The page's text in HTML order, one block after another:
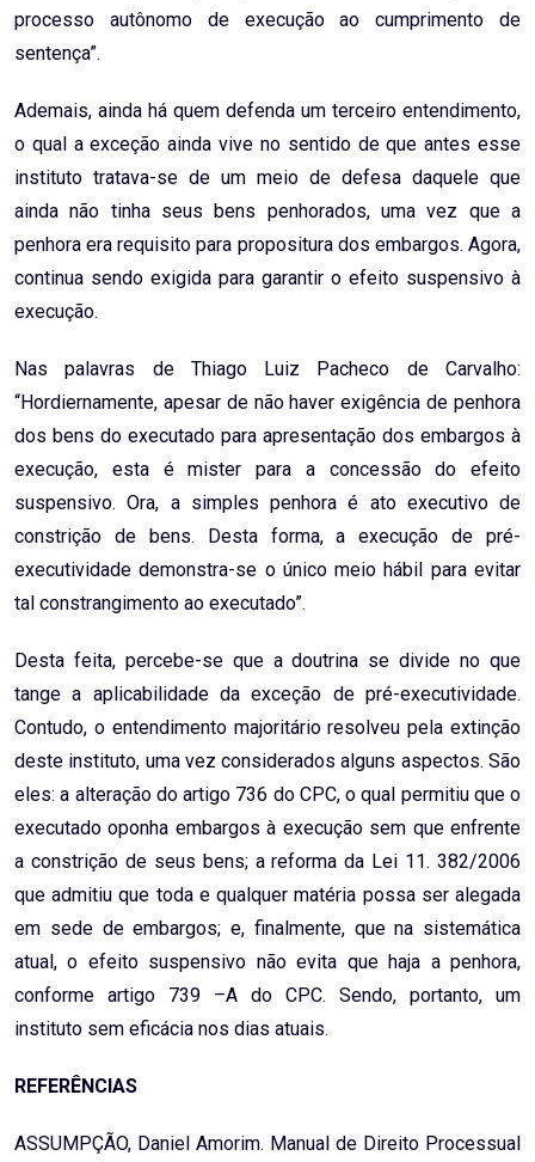
processo autônomo de execução ao cumprimento de
sentença”.
Ademais, ainda há quem defenda um terceiro entendimento,
o qual a exceção ainda vive no sentido de que antes esse
instituto tratava-se de um meio de defesa daquele que
ainda não tinha seus bens penhorados, uma vez que a
penhora era requisito para propositura dos embargos. Agora,
continua sendo exigida para garantir o efeito suspensivo à
execução.
Nas palavras de Thiago Luiz Pacheco de Carvalho:
“Hordiernamente, apesar de não haver exigência de penhora
dos bens do executado para apresentação dos embargos à
execução, esta é mister para a concessão do efeito
suspensivo. Ora, a simples penhora é ato executivo de
constrição de bens. Desta forma, a execução de pré-
executividade demonstra-se o único meio hábil para evitar
tal constrangimento ao executado”.
Desta feita, percebe-se que a doutrina se divide no que
tange a aplicabilidade da exceção de pré-executividade.
Contudo, o entendimento majoritário resolveu pela extinção
deste instituto, uma vez considerados alguns aspectos. São
eles: a alteração do artigo 736 do CPC, o qual permitiu que o
executado oponha embargos à execução sem que enfrente
a constrição de seus bens; a reforma da Lei 11. 382/2006
que admitiu que toda e qualquer matéria possa ser alegada
em sede de embargos; e, finalmente, que na sistemática
atual, o efeito suspensivo não evita que haja a penhora,
conforme artigo 739 –A do CPC. Sendo, portanto, um
instituto sem eficácia nos dias atuais.
REFERÊNCIAS
ASSUMPÇÃO, Daniel Amorim. Manual de Direito Processual